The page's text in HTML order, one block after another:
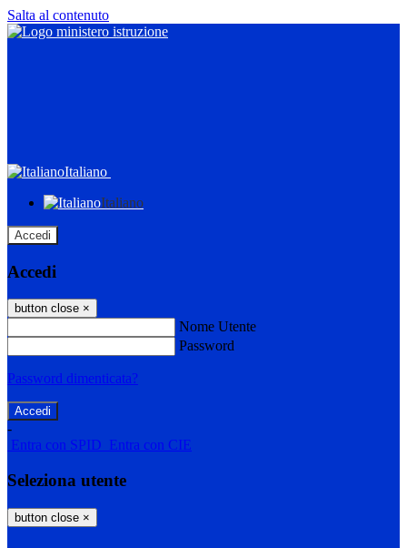
Salta al contenuto
Italiano
Italiano
Accedi
Accedi
button close ×
Nome Utente
Password
Password dimenticata?
-
Entra con SPID Entra con CIE
Seleziona utente
button close ×